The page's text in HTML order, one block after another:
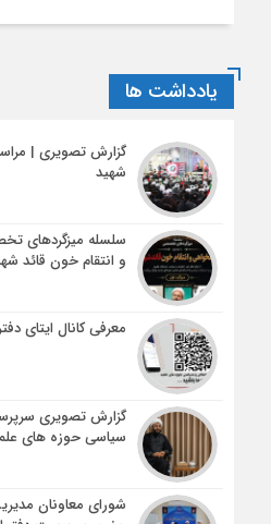
یادداشت ها
گزارش تصویری |
شهید
سلسله میزگردهای
و انتقام خون قائد
معرفی کانال ایتای
گزارش تصویری
سیاسی حوزه های
شورای معاونان